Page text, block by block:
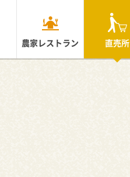
農家レストラン 直売所